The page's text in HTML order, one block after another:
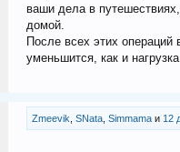
ваши дела в
домой.
После всех этих операций
уменьшится, как и нагрузка
Zmeevik SNata, Simmamaи 12